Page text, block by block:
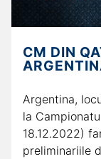
CM DIN
Argentina,
la
18.12.2022)
preliminariile